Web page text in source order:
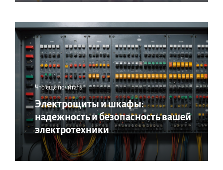
Что еще почитать:
Электрощиты и шкафы:
надежность и безопасность вашей
электротехники